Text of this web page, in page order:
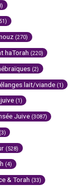
(270)
haTorah (220)
(2)
lait/viande (1)
(1)
Juive (3087)
(3)
(528)
(4)
& Torah (33)